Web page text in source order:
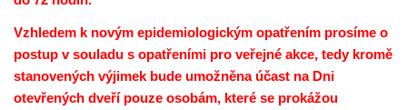
Vzhledem k novým epidemiologickým opatřením prosíme o
postup v souladu s opatřeními pro veřejné akce, tedy kromě
stanovených výjimek bude umožněna účast na Dni
otevřených dveří pouze osobám, které se prokážou